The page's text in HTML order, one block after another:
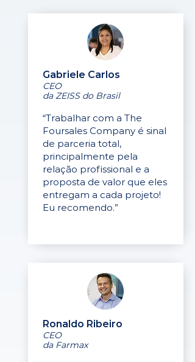
Gabriele Carlos
CEO
da ZEISS do Brasil
“Trabalhar com a The
Foursales Company é sinal
de parceria total,
principalmente pela
relação profissional e a
proposta de valor que eles
entregam a cada projeto!
Eu recomendo.”
Ronaldo Ribeiro
CEO
da Farmax